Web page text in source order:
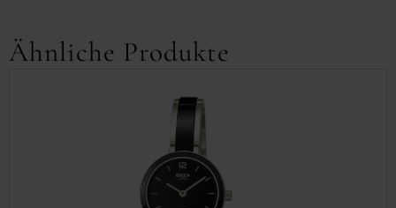
Ähnliche Produkte